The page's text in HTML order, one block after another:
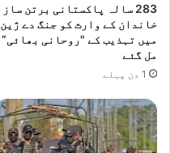
283 سالہ پاکستانی برتن ساز
خاندان کے وارث کو جنگ دے ژین
میں تہذیب کے "روحانی بھائی”
مل گئے
1 دن پہلے